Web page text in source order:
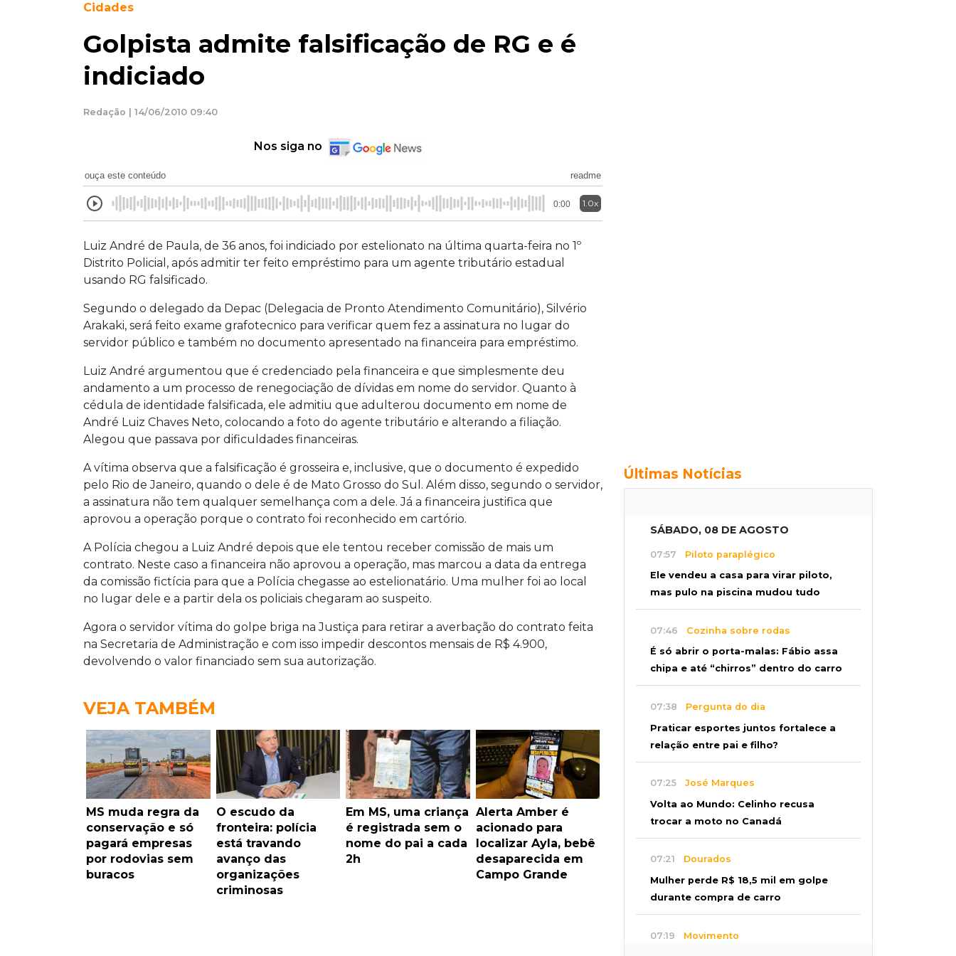
Cidades
Golpista admite falsificação de RG e é
indiciado
Redação | 14/06/2010 09:40
Nos siga no
ouça este conteúdo readme
0:00 1.0x
Luiz André de Paula, de 36 anos, foi indiciado por estelionato na última quarta-feira no 1º
Distrito Policial, após admitir ter feito empréstimo para um agente tributário estadual
usando RG falsificado.
Segundo o delegado da Depac (Delegacia de Pronto Atendimento Comunitário), Silvério
Arakaki, será feito exame grafotecnico para verificar quem fez a assinatura no lugar do
servidor público e também no documento apresentado na financeira para empréstimo.
Luiz André argumentou que é credenciado pela financeira e que simplesmente deu
andamento a um processo de renegociação de dívidas em nome do servidor. Quanto à
cédula de identidade falsificada, ele admitiu que adulterou documento em nome de
André Luiz Chaves Neto, colocando a foto do agente tributário e alterando a filiação.
Alegou que passava por dificuldades financeiras.
A vítima observa que a falsificação é grosseira e, inclusive, que o documento é expedido
pelo Rio de Janeiro, quando o dele é de Mato Grosso do Sul. Além disso, segundo o servidor,
a assinatura não tem qualquer semelhança com a dele. Já a financeira justifica que
aprovou a operação porque o contrato foi reconhecido em cartório.
A Polícia chegou a Luiz André depois que ele tentou receber comissão de mais um
contrato. Neste caso a financeira não aprovou a operação, mas marcou a data da entrega
da comissão fictícia para que a Polícia chegasse ao estelionatário. Uma mulher foi ao local
no lugar dele e a partir dela os policiais chegaram ao suspeito.
Agora o servidor vítima do golpe briga na Justiça para retirar a averbação do contrato feita
na Secretaria de Administração e com isso impedir descontos mensais de R$ 4.900,
devolvendo o valor financiado sem sua autorização.
VEJA TAMBÉM
MS muda regra da
conservação e só
pagará empresas
por rodovias sem
buracos
O escudo da
fronteira: polícia
está travando
avanço das
organizações
criminosas
Em MS, uma criança
é registrada sem o
nome do pai a cada
2h
Alerta Amber é
acionado para
localizar Ayla, bebê
desaparecida em
Campo Grande
Últimas Notícias
SÁBADO, 08 DE AGOSTO
07:57 Piloto paraplégico
Ele vendeu a casa para virar piloto,
mas pulo na piscina mudou tudo
07:46 Cozinha sobre rodas
É só abrir o porta-malas: Fábio assa
chipa e até “chirros” dentro do carro
07:38 Pergunta do dia
Praticar esportes juntos fortalece a
relação entre pai e filho?
07:25 José Marques
Volta ao Mundo: Celinho recusa
trocar a moto no Canadá
07:21 Dourados
Mulher perde R$ 18,5 mil em golpe
durante compra de carro
07:19 Movimento